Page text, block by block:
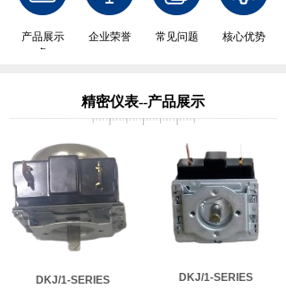
企业荣誉 常见问题 核心优势
产品展示
务
精密仪表--产品展示
DKJ/1-SERIES DKJ/1-SERIES
产品中心